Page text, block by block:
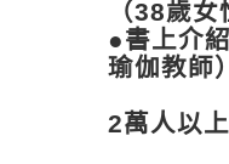
（38歲女
●書上介
瑜伽教師
2萬人以